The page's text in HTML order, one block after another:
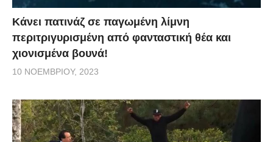
Κάνει πατινάζ σε παγωμένη λίμνη
περιτριγυρισμένη από φανταστική θέα και
χιονισμένα βουνά!
10 ΝΟΕΜΒΡΊΟΥ, 2023